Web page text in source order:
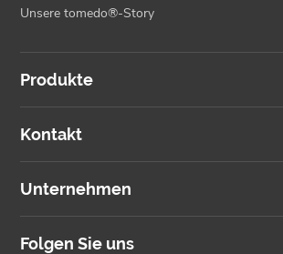
Unsere tomedo®-Story
Produkte
Kontakt
Unternehmen
Folgen Sie uns